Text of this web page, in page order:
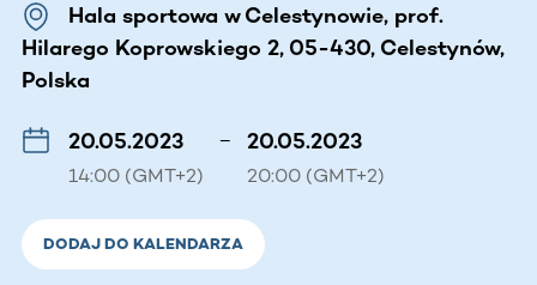
Hala sportowa w Celestynowie, prof.
Hilarego Koprowskiego 2, 05-430, Celestynów,
Polska
20.05.2023
14:00 (GMT+2)
– 20.05.2023
20:00 (GMT+2)
DODAJ DO KALENDARZA